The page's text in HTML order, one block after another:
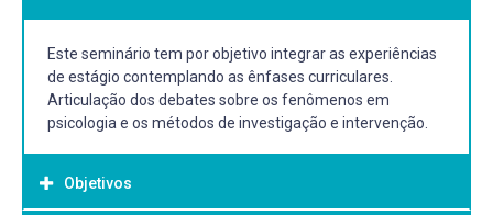
Este seminário tem por objetivo integrar as experiências
de estágio contemplando as ênfases curriculares.
Articulação dos debates sobre os fenômenos em
psicologia e os métodos de investigação e intervenção.
Objetivos